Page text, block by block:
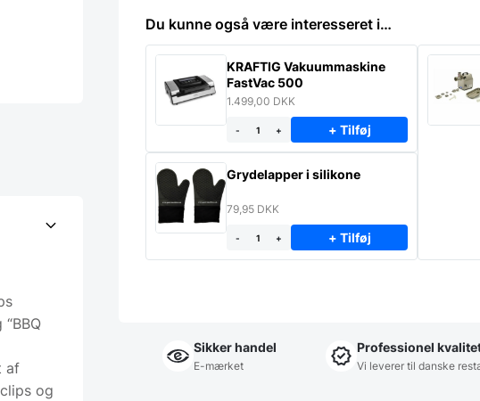
af
og
Du kunne også være interesseret i…
KRAFTIG Vakuummaskine
FastVac 500
1.499,00 DKK
- + + Tilføj
Grydelapper i silikone
79,95 DKK
- + + Tilføj
Sikker handel
E-mærket
Professionel
Vi leverer til danske